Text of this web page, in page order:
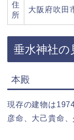
住
所
大阪府吹田
垂水神社の
本殿
現存の建物は
彦命、大己貴命